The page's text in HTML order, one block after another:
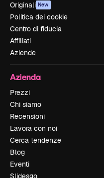
Originali New
Politica dei cookie
Centro di fiducia
Affiliati
Aziende
Azienda
Prezzi
Chi siamo
Recensioni
Lavora con noi
Cerca tendenze
Blog
Eventi
Slidesgo